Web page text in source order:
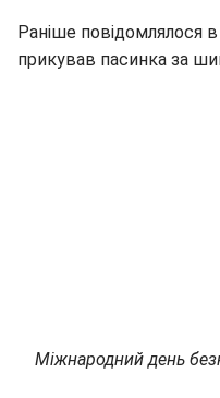
Раніше повідомлялося
прикував пасинка за
Міжнародний день